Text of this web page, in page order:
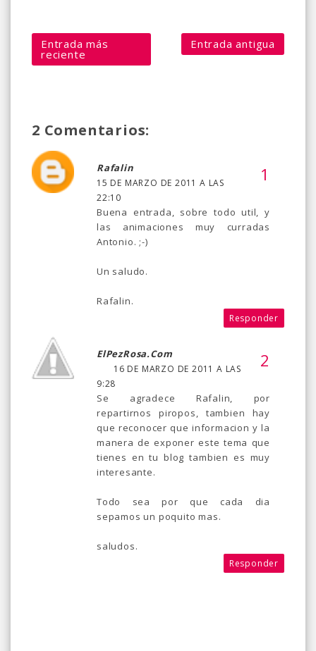
Entrada más
reciente
Entrada antigua
2 Comentarios:
Rafalin
15 DE MARZO DE 2011 A LAS
22:10
Buena entrada, sobre todo util, y
las animaciones muy curradas
Antonio. ;-)
Un saludo.
Rafalin.
Responder
ElPezRosa.com
16 DE MARZO DE 2011 A LAS
9:28
Se agradece Rafalin, por
repartirnos piropos, tambien hay
que reconocer que informacion y la
manera de exponer este tema que
tienes en tu blog tambien es muy
interesante.
Todo sea por que cada dia
sepamos un poquito mas.
saludos.
Responder